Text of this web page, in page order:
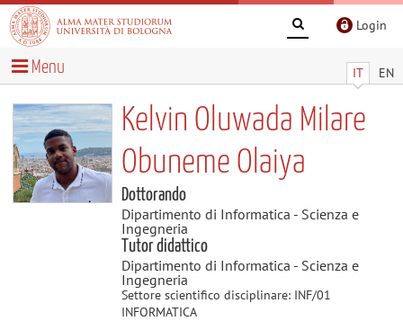
Login
IT EN
Menu
Kelvin Oluwada Milare
Obuneme Olaiya
Dottorando
Dipartimento di Informatica - Scienza e
Ingegneria
Tutor didattico
Dipartimento di Informatica - Scienza e
Ingegneria
Settore scientifico disciplinare: INF/01
INFORMATICA